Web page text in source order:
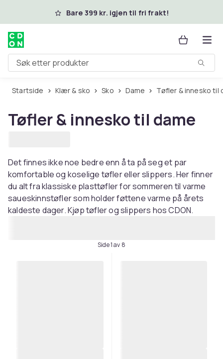
Hopp til hovedinnholdBare 399 kr. igjen til fri frakt!
Søk etter produkter
Startside Klær & sko Sko Dame Tøfler & innesko til
Tøfler & innesko til dame
Det finnes ikke noe bedre enn å ta på seg et par
komfortable og koselige tøfler eller slippers. Her finner
du alt fra klassiske plasttøfler for sommeren til varme
saueskinnstøfler som holder føttene varme på årets
kaldeste dager. Kjøp tøfler og slippers hos CDON.
Side 1 av 8